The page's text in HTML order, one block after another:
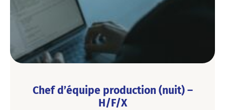
Chef d’équipe production (nuit) –
H/F/X